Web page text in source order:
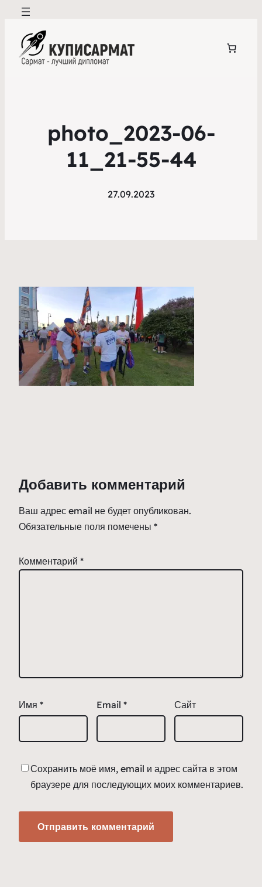
photo_2023-06-
11_21-55-44
27.09.2023
Добавить комментарий
Ваш адрес email не будет опубликован.
Обязательные поля помечены *
Комментарий *
Имя * Email * Сайт
Сохранить моё имя, email и адрес сайта в этом
браузере для последующих моих комментариев.